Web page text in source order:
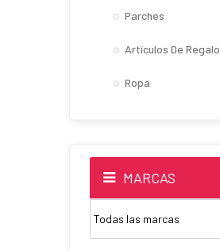
Parches
Artículos De Regalo
Ropa
MARCAS